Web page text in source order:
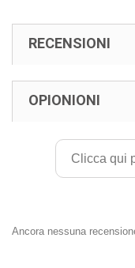
RECENSIONI
OPIONIONI
Clicca qui
Ancora nessuna